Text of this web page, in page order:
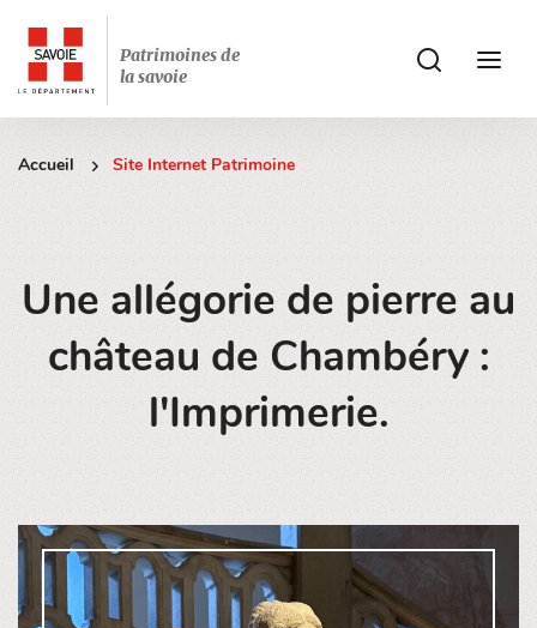
Patrimoines de
la savoie
Accueil Site Internet Patrimoine
Une allégorie de pierre au
château de Chambéry :
l'Imprimerie.